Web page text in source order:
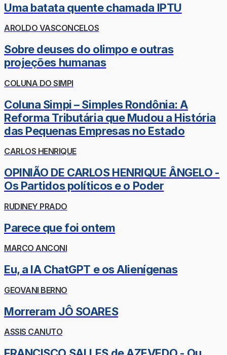
Uma batata quente chamada IPTU
AROLDO VASCONCELOS
Sobre deuses do olimpo e outras
projeções humanas
COLUNA DO SIMPI
Coluna Simpi – Simples Rondônia: A
Reforma Tributária que Mudou a História
das Pequenas Empresas no Estado
CARLOS HENRIQUE
OPINIÃO DE CARLOS HENRIQUE ÂNGELO -
Os Partidos políticos e o Poder
RUDINEY PRADO
Parece que foi ontem
MARCO ANCONI
Eu, a IA ChatGPT e os Alienígenas
GEOVANI BERNO
Morreram JÔ SOARES
ASSIS CANUTO